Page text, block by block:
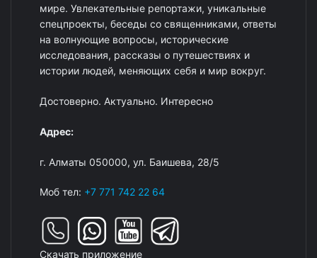
мире. Увлекательные репортажи, уникальные
спецпроекты, беседы со священниками, ответы
на волнующие вопросы, исторические
исследования, рассказы о путешествиях и
истории людей, меняющих себя и мир вокруг.
Достоверно. Актуально. Интересно
Адрес:
г. Алматы 050000, ул. Баишева, 28/5
Моб тел: +7 771 742 22 64
Скачать приложение